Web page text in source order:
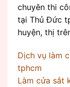
chuyên thi
tại Thủ Đức
huyện, thị
Dịch vụ làm
tphcm
Làm cửa sắt